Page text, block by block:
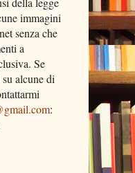
immagini
senza che
a
Se
alcune di
: